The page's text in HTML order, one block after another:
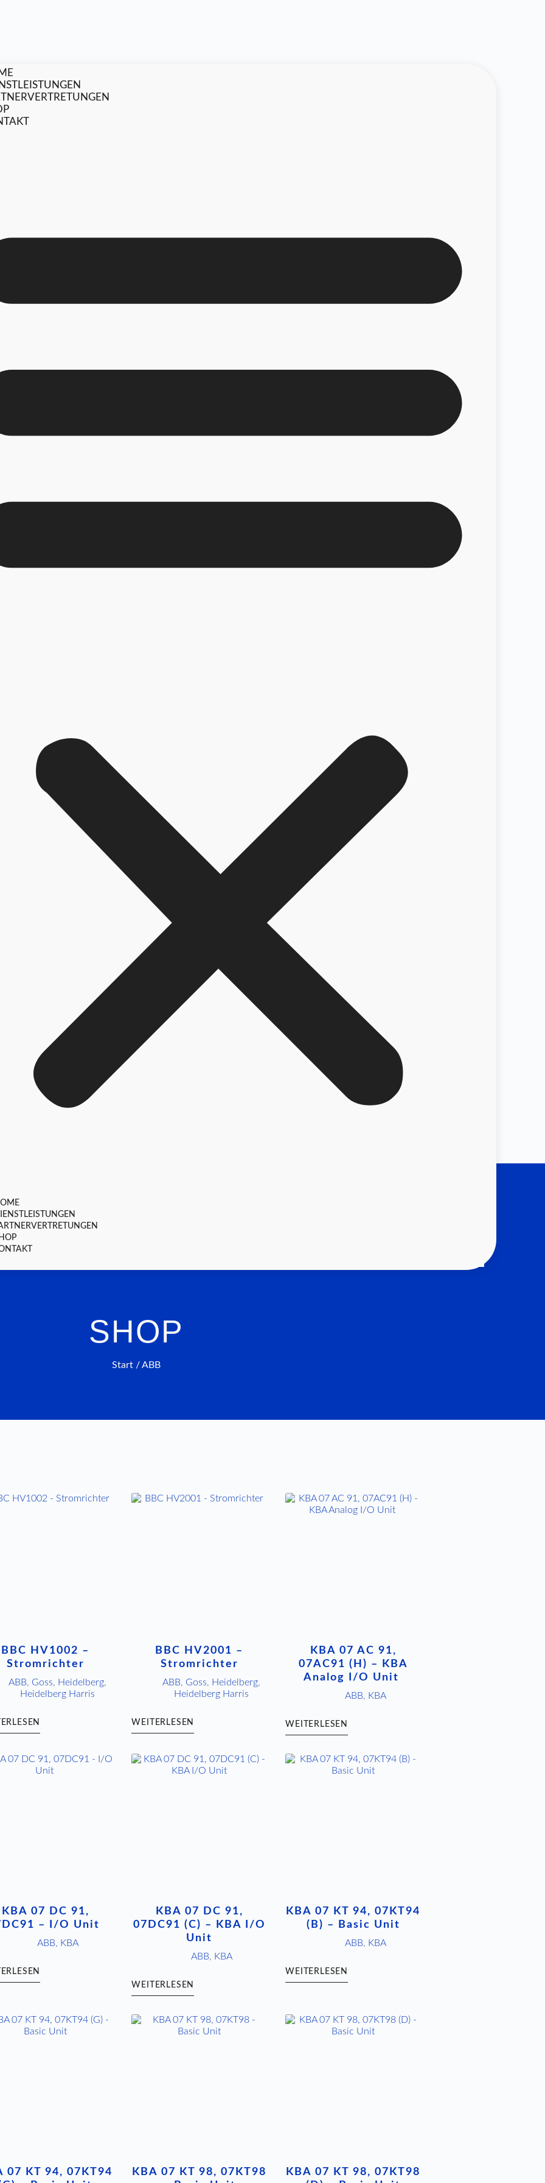
SHOP
Start / ABB
BBC HV1002 –
Stromrichter
ABB, Goss, Heidelberg,
Heidelberg Harris
BBC HV2001 –
Stromrichter
ABB, Goss, Heidelberg,
Heidelberg Harris
WEITERLESEN
KBA 07 AC 91,
07AC91 (H) – KBA
Analog I/O Unit
ABB, KBA
WEITERLESEN
KBA 07 DC 91,
– I/O Unit
ABB, KBA
KBA 07 DC 91,
07DC91 (C) – KBA I/O
Unit
ABB, KBA
WEITERLESEN
KBA 07 KT 94, 07KT94
(B) – Basic Unit
ABB, KBA
WEITERLESEN
07 KT 94, 07KT94
KBA 07 KT 98, 07KT98
KBA 07 KT 98, 07KT98